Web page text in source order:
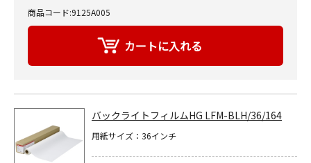
商品コード:9125A005
バックライトフィルムHG LFM-BLH/36/164
用紙サイズ：36インチ